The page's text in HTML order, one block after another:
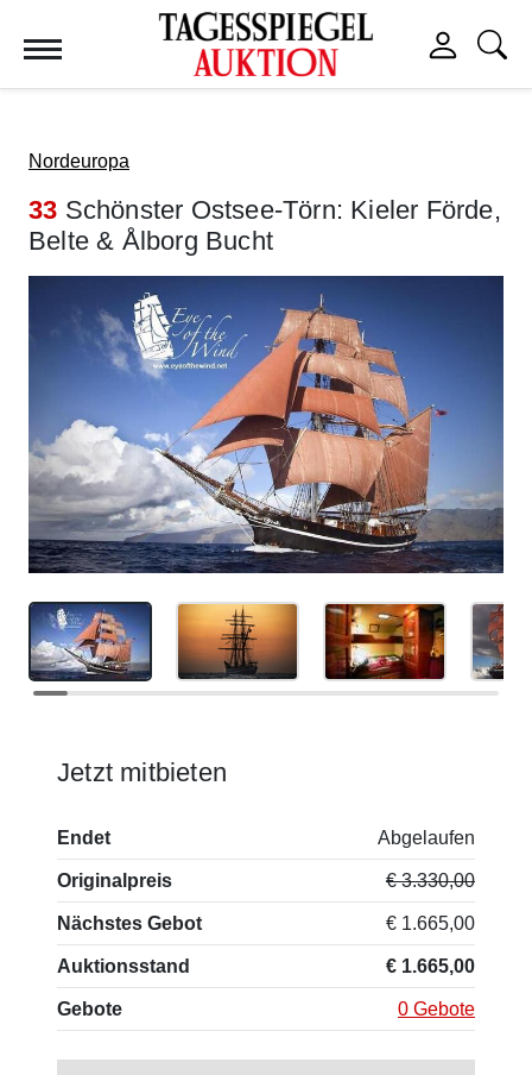
Nordeuropa
33 Schönster Ostsee-Törn: Kieler Förde,
Belte & Ålborg Bucht
Jetzt mitbieten
Endet Abgelaufen
Originalpreis € 3.330,00
Nächstes Gebot € 1.665,00
Auktionsstand € 1.665,00
Gebote 0 Gebote